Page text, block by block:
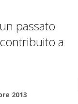
passato
a
2013